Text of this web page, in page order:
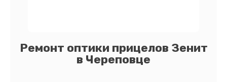
Ремонт оптики прицелов Зенит
в Череповце